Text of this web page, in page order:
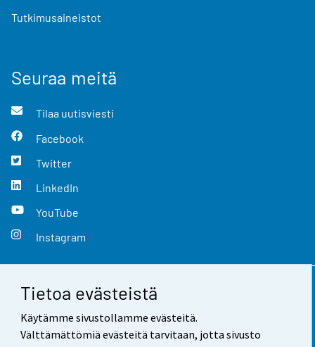
Tietoa evästeistä
Käytämme sivustollamme evästeitä.
Välttämättömiä evästeitä tarvitaan, jotta sivusto
Tutkimusaineistot
Seuraa meitä
Tilaa uutisviesti
Facebook
Twitter
LinkedIn
YouTube
Instagram
Yhteystiedot
Palaute